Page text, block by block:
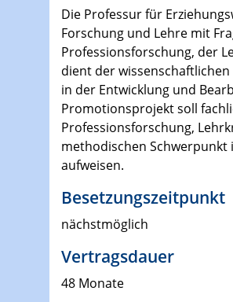
Die Professur für
Forschung und Lehre mit
Professionsforschung, der
dient der
in der Entwicklung und
Promotionsprojekt soll
Professionsforschung,
methodischen
aufweisen.
Besetzungszeitpunkt
nächstmöglich
Vertragsdauer
48 Monate